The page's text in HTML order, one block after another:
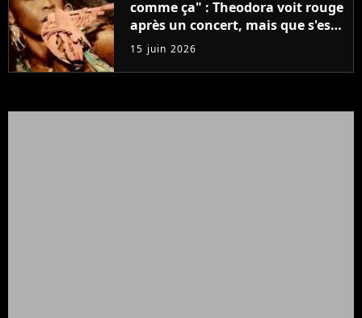
comme ça" : Theodora voit rouge
après un concert, mais que s'est-
il passé ?
15 juin 2026